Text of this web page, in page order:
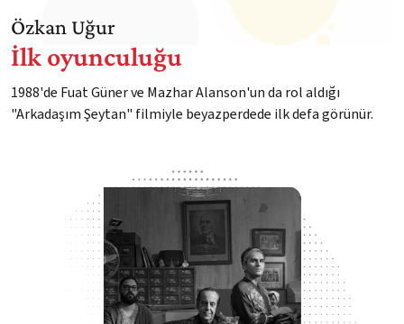
Özkan Uğur
İlk oyunculuğu
1988'de Fuat Güner ve Mazhar Alanson'un da rol aldığı
"Arkadaşım Şeytan" filmiyle beyazperdede ilk defa görünür.